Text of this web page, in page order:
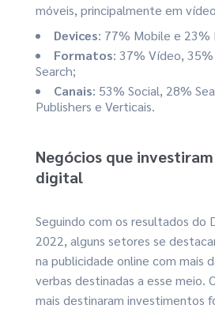
móveis, principalmente em
Devices: 77% Mobile e 23%
Formatos: 37% Vídeo,
Search;
Canais: 53% Social, 28%
Publishers e Verticais.
Negócios que
digital
Seguindo com os resultados do
2022, alguns setores se
na publicidade online com mais
verbas destinadas a esse meio.
mais destinaram investimentos